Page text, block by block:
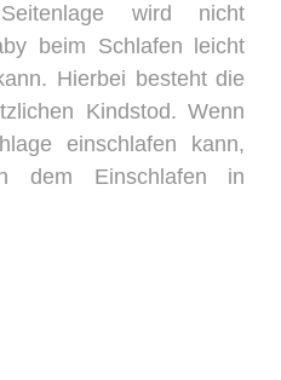
wird nicht
beim Schlafen leicht
Hierbei besteht die
Kindstod. Wenn
einschlafen kann,
dem Einschlafen in